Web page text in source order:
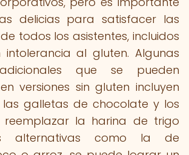
delicias para satisfacer las
todos los asistentes, incluidos
al gluten. Algunas
que se pueden
versiones sin gluten incluyen
las galletas de chocolate y los
reemplazar la harina de trigo
alternativas como la de